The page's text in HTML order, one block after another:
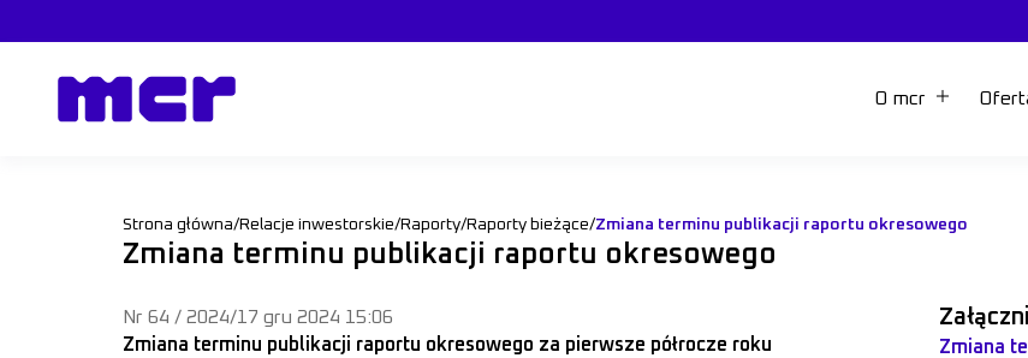
O mcr
Strona główna/Relacje inwestorskie/Raporty/Raporty bieżące/Zmiana terminu publikacji raportu okresowego
Zmiana terminu publikacji raportu okresowego
Nr 64 / 2024/17 gru 2024 15:06
Zmiana terminu publikacji raportu okresowego za pierwsze półrocze roku
Zmiana